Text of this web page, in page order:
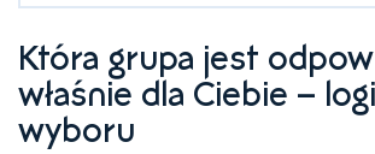
Która grupa jest
właśnie dla Ciebie –
wyboru